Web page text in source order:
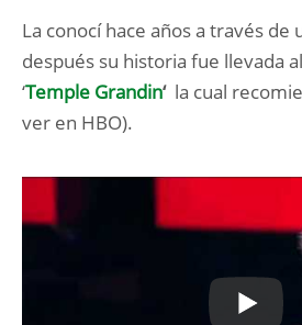
La conocí hace años a través de
después su historia fue llevada
‘Temple Grandin‘la cual
ver en HBO).